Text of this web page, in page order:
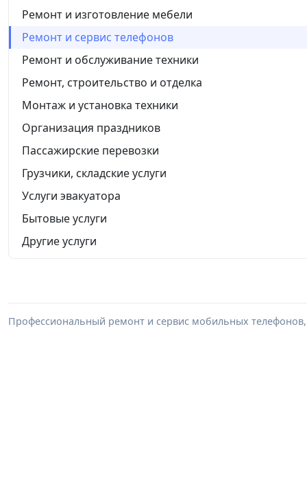
Ремонт и изготовление мебели
Ремонт и сервис телефонов
Ремонт и обслуживание техники
Ремонт, строительство и отделка
Монтаж и установка техники
Организация праздников
Пассажирские перевозки
Грузчики, складские услуги
Услуги эвакуатора
Бытовые услуги
Другие услуги
Профессиональный ремонт и сервис мобильных